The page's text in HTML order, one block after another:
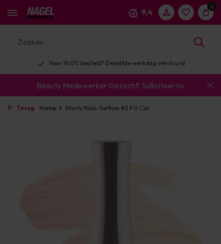
9,4
0
Voor 16:00 besteld? Dezelfde werkdag verstuurd
Beauty Medewerker Gezocht! Solliciteer nu
Terug Home Marily Nails Gelflow #2 FG Can...